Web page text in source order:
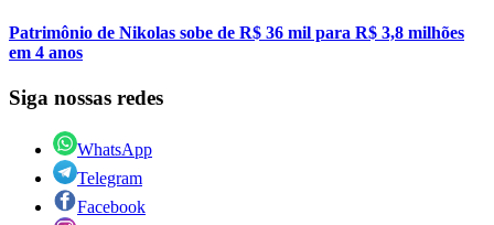
Patrimônio de Nikolas sobe de R$ 36 mil para R$ 3,8 milhões
em 4 anos
Siga nossas redes
WhatsApp
Telegram
Facebook